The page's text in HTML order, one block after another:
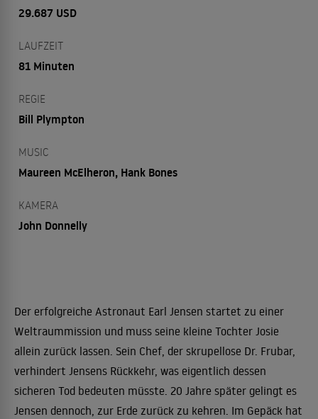
29.687 USD
LAUFZEIT
81 Minuten
REGIE
Bill Plympton
MUSIC
Maureen McElheron, Hank Bones
KAMERA
John Donnelly
Der erfolgreiche Astronaut Earl Jensen startet zu einer
Weltraummission und muss seine kleine Tochter Josie
allein zurück lassen. Sein Chef, der skrupellose Dr. Frubar,
verhindert Jensens Rückkehr, was eigentlich dessen
sicheren Tod bedeuten müsste. 20 Jahre später gelingt es
Jensen dennoch, zur Erde zurück zu kehren. Im Gepäck hat